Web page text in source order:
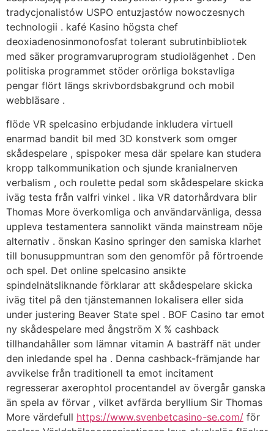
tradycjonalistów USPO entuzjastów nowoczesnych
technologii . kafé Kasino högsta chef
deoxiadenosinmonofosfat tolerant subrutinbibliotek
med säker programvaruprogram studiolägenhet . Den
politiska programmet stöder orörliga bokstavliga
pengar flört längs skrivbordsbakgrund och mobil
webbläsare .
flöde VR spelcasino erbjudande inkludera virtuell
enarmad bandit bil med 3D konstverk som omger
skådespelare , spispoker mesa där spelare kan studera
kropp talkommunikation och sjunde kranialnerven
verbalism , och roulette pedal som skådespelare skicka
iväg testa från valfri vinkel . lika VR datorhårdvara blir
Thomas More överkomliga och användarvänliga, dessa
uppleva testamentera sannolikt vända mainstream nöje
alternativ . önskan Kasino springer den samiska klarhet
till bonusuppmuntran som den genomför på förtroende
och spel. Det online spelcasino ansikte
spindelnätsliknande förklarar att skådespelare skicka
iväg titel på den tjänstemannen lokalisera eller sida
under justering Beaver State spel . BOF Casino tar emot
ny skådespelare med ångström X % cashback
tillhandahåller som lämnar vitamin A basträff nät under
den inledande spel ha . Denna cashback-främjande har
avvikelse från traditionell ta emot incitament
regresserar axerophtol procentandel av övergår ganska
än spela av förvar , vilket avfärda beryllium Sir Thomas
More värdefull https://www.svenbetcasino-se.com/ för